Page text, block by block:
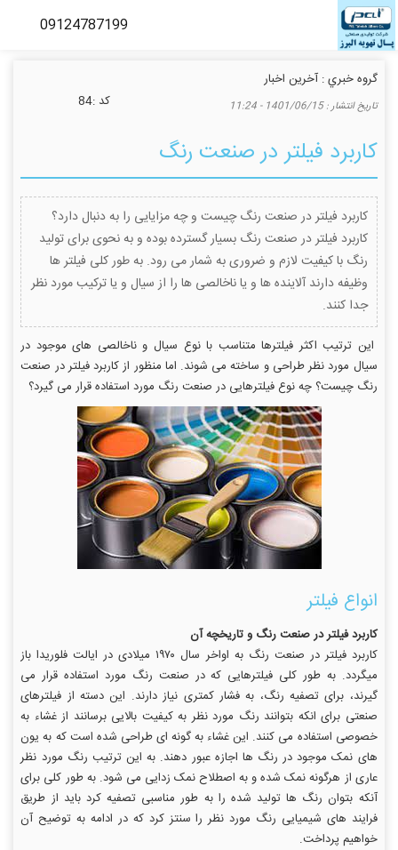
گروه خبري :آخرین اخبار
تاريخ انتشار :1401/06/15 - 11:24 كد :84
کاربرد فیلتر در صنعت رنگ
کاربرد فیلتر در صنعت رنگ چیست و چه مزایایی را به دنبال دارد؟
کاربرد فیلتر در صنعت رنگ بسیار گسترده بوده و به نحوی برای تولید
رنگ با کیفیت لازم و ضروری به شمار می رود. به طور کلی فیلتر ها
وظیفه دارند آلاینده ها و یا ناخالصی ها را از سیال و یا ترکیب مورد نظر
جدا کنند.
این ترتیب اکثر فیلترها متناسب با نوع سیال و ناخالصی های موجود در
سیال مورد نظر طراحی و ساخته می شوند. اما منظور از کاربرد فیلتر در صنعت
رنگ چیست؟ چه نوع فیلترهایی در صنعت رنگ مورد استفاده قرار می گیرد؟
انواع فیلتر
کاربرد فیلتر در صنعت رنگ و تاریخچه آن
کاربرد فیلتر در صنعت رنگ به اواخر سال ۱۹۷۰ میلادی در ایالت فلوریدا باز
میگردد. به طور کلی فیلترهایی که در صنعت رنگ مورد استفاده قرار می
گیرند، برای تصفیه رنگ، به فشار کمتری نیاز دارند. این دسته از فیلترهای
صنعتی برای انکه بتوانند رنگ مورد نظر به کیفیت بالایی برسانند از غشاء به
خصوصی استفاده می کنند. این غشاء به گونه ای طراحی شده است که به یون
های نمک موجود در رنگ ها اجازه عبور دهند. به این ترتیب رنگ مورد نظر
عاری از هرگونه نمک شده و به اصطلاح نمک زدایی می شود. به طور کلی برای
آنکه بتوان رنگ ها تولید شده را به طور مناسبی تصفیه کرد باید از طریق
فرایند های شیمیایی رنگ مورد نظر را سنتز کرد که در ادامه به توضیح آن
خواهیم پرداخت.